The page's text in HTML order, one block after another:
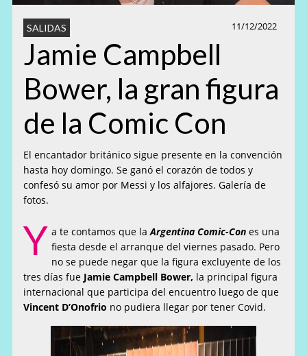
11/12/2022
SALIDAS
Jamie Campbell
Bower, la gran figura
de la Comic Con
El encantador británico sigue presente en la convención
hasta hoy domingo. Se ganó el corazón de todos y
confesó su amor por Messi y los alfajores. Galería de
fotos.
Y a te contamos que laArgentina Comic-Con es una
fiesta desde el arranque del viernes pasado. Pero
no se puede negar que la figura excluyente de los
tres días fue Jamie Campbell Bower, la principal figura
internacional que participa del encuentro luego de que
Vincent D’Onofrio no pudiera llegar por tener Covid.